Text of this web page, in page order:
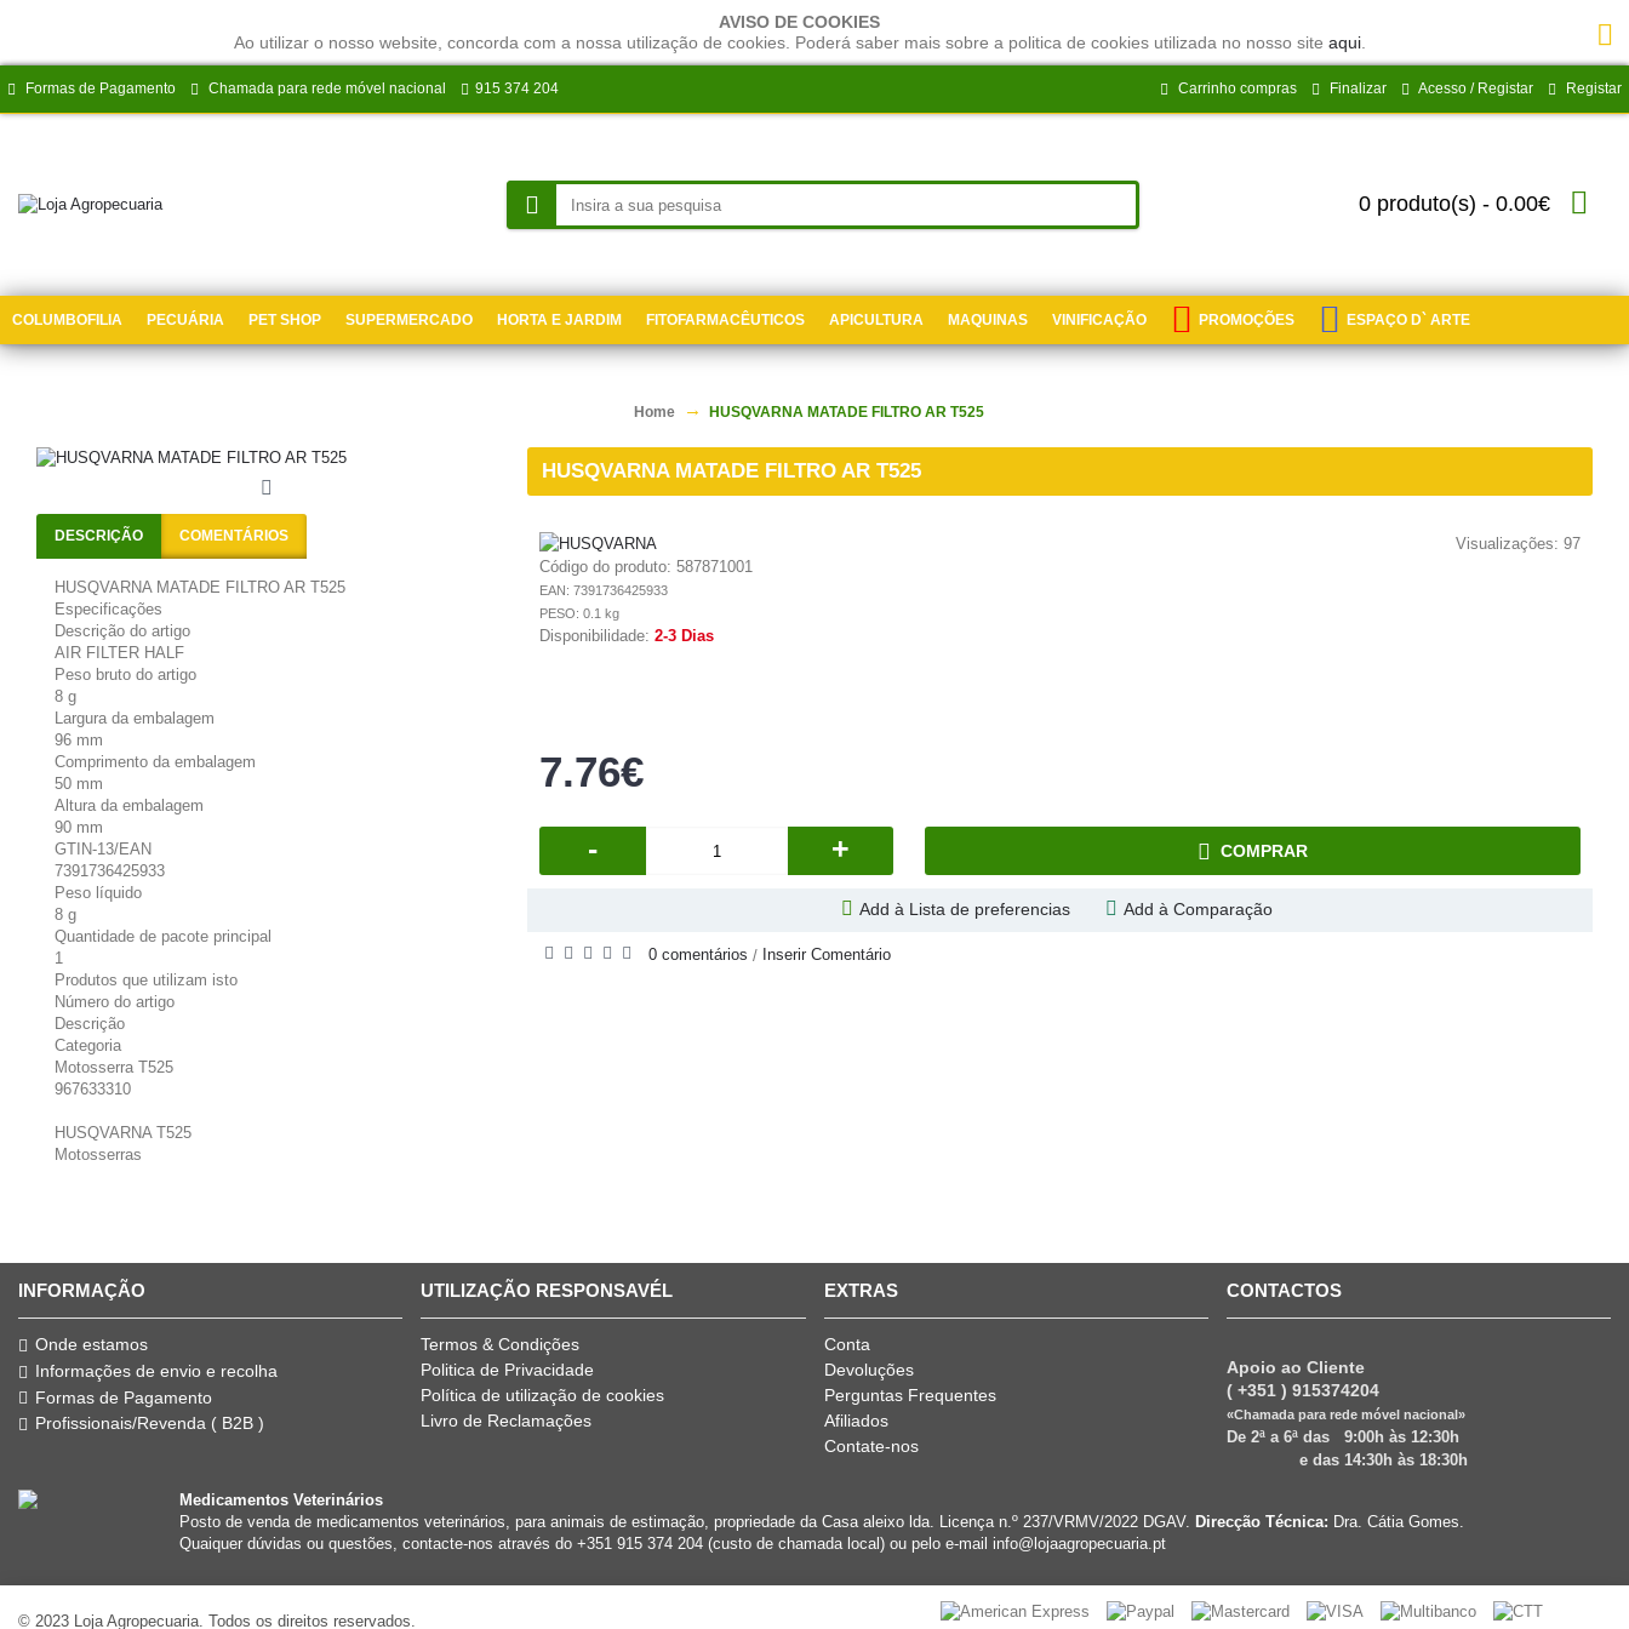
AVISO DE COOKIES
Ao utilizar o nosso website, concorda com a nossa utilização de cookies. Poderá saber mais sobre a politica de cookies utilizada no nosso site aqui.
Formas de Pagamento Chamada para rede móvel nacional 915 374 204 Carrinho compras Finalizar Acesso / Registar Registar
0 produto(s) - 0.00€
COLUMBOFILIA PECUÁRIA PET SHOP SUPERMERCADO HORTA E JARDIM FITOFARMACÊUTICOS APICULTURA MAQUINAS VINIFICAÇÃO PROMOÇÕES ESPAÇO D` ARTE
Home HUSQVARNA MATADE FILTRO AR T525
DESCRIÇÃO COMENTÁRIOS
HUSQVARNA MATADE FILTRO AR T525
Especificações
Descrição do artigo
AIR FILTER HALF
Peso bruto do artigo
8 g
Largura da embalagem
96 mm
Comprimento da embalagem
50 mm
Altura da embalagem
90 mm
GTIN-13/EAN
7391736425933
Peso líquido
8 g
Quantidade de pacote principal
1
Produtos que utilizam isto
Número do artigo
Descrição
Categoria
Motosserra T525
967633310
HUSQVARNA T525
Motosserras
HUSQVARNA MATADE FILTRO AR T525
Visualizações: 97
Código do produto:587871001
EAN: 7391736425933
PESO: 0.1 kg
Disponibilidade:2-3 Dias
7.76€
- + COMPRAR
Add à Lista de preferencias Add à Comparação
0 comentários / Inserir Comentário
INFORMAÇÃO
Onde estamos
Informações de envio e recolha
Formas de Pagamento
Profissionais/Revenda ( B2B )
UTILIZAÇÃO RESPONSAVÉL
Termos & Condições
Politica de Privacidade
Política de utilização de cookies
Livro de Reclamações
EXTRAS
Conta
Devoluções
Perguntas Frequentes
Afiliados
Contate-nos
CONTACTOS
Apoio ao Cliente
( +351 ) 915374204
«Chamada para rede móvel nacional»
De 2ª a 6ª das 9:00h às 12:30h
e das 14:30h às 18:30h
Medicamentos Veterinários
Posto de venda de medicamentos veterinários, para animais de estimação, propriedade da Casa aleixo lda. Licença n.º 237/VRMV/2022 DGAV. Direcção Técnica: Dra. Cátia Gomes.
Quaiquer dúvidas ou questões, contacte-nos através do +351 915 374 204 (custo de chamada local) ou pelo e-mail info@lojaagropecuaria.pt
© 2023 Loja Agropecuaria. Todos os direitos reservados.